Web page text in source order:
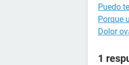
Puedo
Porque
Dolor
1